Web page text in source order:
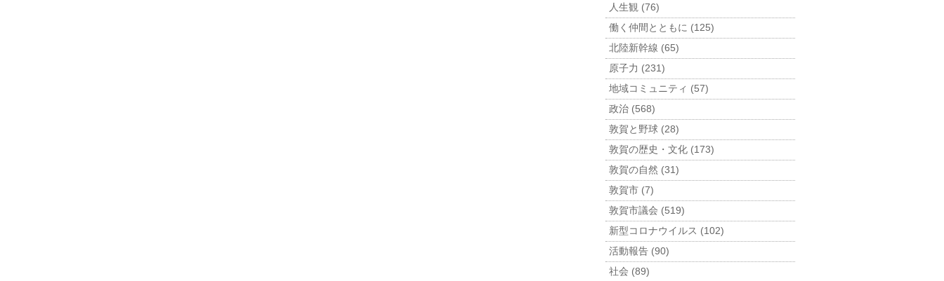
人生観 (76)
働く仲間とともに (125)
北陸新幹線 (65)
原子力 (231)
地域コミュニティ (57)
政治 (568)
敦賀と野球 (28)
敦賀の歴史・文化 (173)
敦賀の自然 (31)
敦賀市 (7)
敦賀市議会 (519)
新型コロナウイルス (102)
活動報告 (90)
社会 (89)